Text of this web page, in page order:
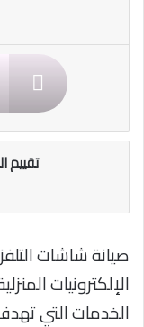
تقييم
صيانة شاشات
الإلكترونيات
الخدمات التي